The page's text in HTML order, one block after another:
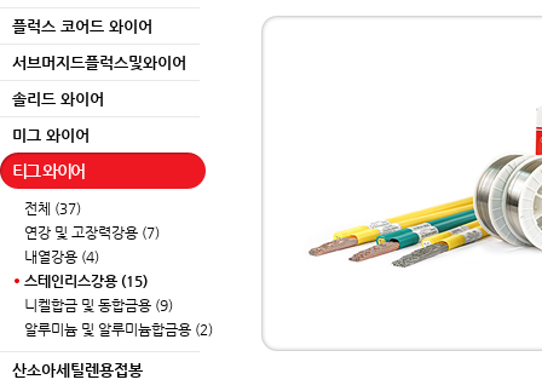
플럭스 코어드 와이어
서브머지드플럭스및와이어
솔리드 와이어
미그 와이어
티그 와이어
전체 (37)
연강 및 고장력강용 (7)
내열강용 (4)
스테인리스강용 (15)
니켈합금 및 동합금용 (9)
알루미늄 및 알루미늄합금용 (2)
산소아세틸렌용접봉